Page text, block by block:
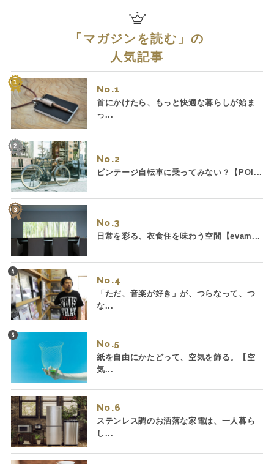
「 マガジンを読む 」の
人気記事
No.
首にかけたら、もっと快適な暮らしが始ま
っ...
No.
ビンテージ自転車に乗ってみない？【POI...
No.
日常を彩る、衣食住を味わう空間【evam...
No.
「ただ、音楽が好き」が、つらなって、つ
な...
No.
紙を自由にかたどって、空気を飾る。【空
気...
No.
ステンレス調のお洒落な家電は、一人暮ら
し...